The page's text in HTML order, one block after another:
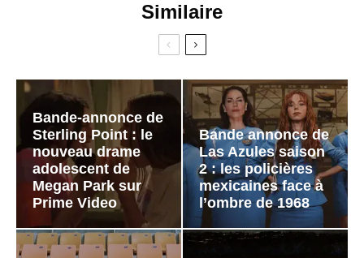
Similaire
Bande-annonce de
Sterling Point : le
nouveau drame
adolescent de
Megan Park sur
Prime Video
Bande annonce de
Las Azules saison
2 : les policières
mexicaines face à
l’ombre de 1968